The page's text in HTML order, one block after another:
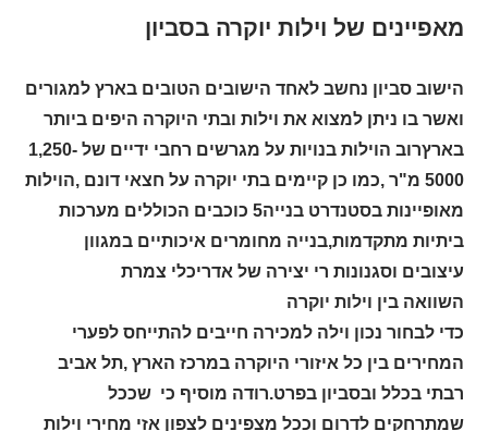
מאפיינים של וילות יוקרה בסביון
הישוב סביון נחשב לאחד הישובים הטובים בארץ למגורים
ואשר בו ניתן למצוא את וילות ובתי היוקרה היפים ביותר
בארץרוב הוילות בנויות על מגרשים רחבי ידיים של 1,250-
5000 מ"ר ,כמו כן קיימים בתי יוקרה על חצאי דונם ,הוילות
מאופיינות בסטנדרט בנייה5 כוכבים הכוללים מערכות
ביתיות מתקדמות,בנייה מחומרים איכותיים במגוון
עיצובים וסגנונות רי יצירה של אדריכלי צמרת
השוואה בין וילות יוקרה
כדי לבחור נכון וילה למכירה חייבים להתייחס לפערי
המחירים בין כל איזורי היוקרה במרכז הארץ ,תל אביב
רבתי בכלל ובסביון בפרט.רודה מוסיף כי שככל
שמתרחקים לדרום וככל מצפינים לצפון אזי מחירי וילות